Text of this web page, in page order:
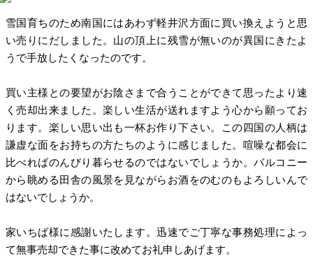
雪国育ちのため南国にはあわず軽井沢方面に買い換えようと思
い売りにだしました。山の頂上に残雪が無いのが異国にきたよ
うで手放したくなったのです。
買い主様との要望がお陰さまで合うことができて思ったより速
く売却出来ました。楽しい生活が送れますよう心から願ってお
ります。楽しい思い出も一杯お作り下さい。この四国の人柄は
謙虚な面をお持ちの方たちのように感じました。喧噪な都会に
比べればのんびり暮らせるのではないでしょうか。バルコニー
から眺める田舎の風景を見ながらお酒をのむのもよろしいんで
はないでしょうか。
家いちば様に感謝いたします。迅速でご丁寧な事務処理によっ
て無事売却できた事に改めてお礼申しあげます。